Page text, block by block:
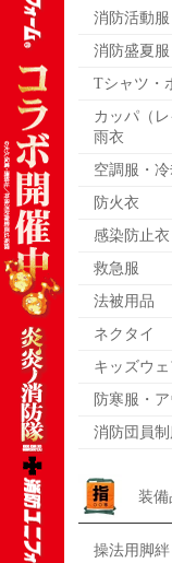
消防活動服
消防盛夏服
Tシャツ・
カッパ（
雨衣
空調服・
防火衣
感染防止衣
救急服
法被用品
ネクタイ
キッズウ
防寒服・
消防団員制
装備
操法用脚